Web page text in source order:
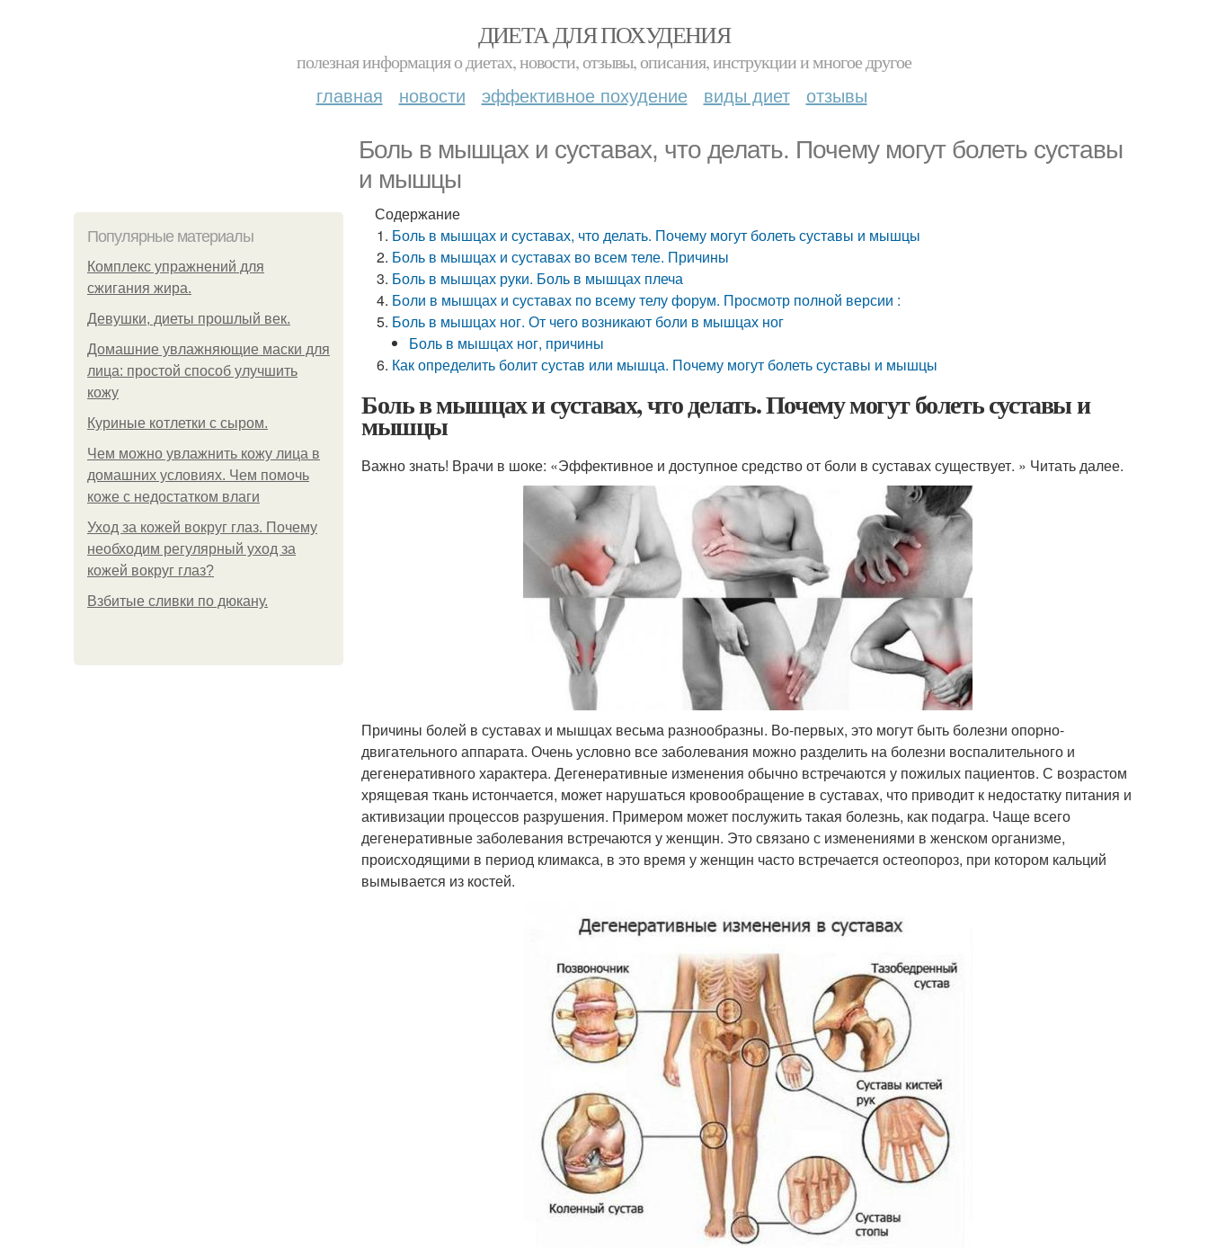
ДИЕТА ДЛЯ ПОХУДЕНИЯ
полезная информация о диетах, новости, отзывы, описания, инструкции и многое другое
главная новости эффективное похудение виды диет отзывы
Боль в мышцах и суставах, что делать. Почему могут болеть суставы
и мышцы
Популярные материалы
Комплекс упражнений для
сжигания жира.
Девушки, диеты прошлый век.
Домашние увлажняющие маски для
лица: простой способ улучшить
кожу
Куриные котлетки с сыром.
Чем можно увлажнить кожу лица в
домашних условиях. Чем помочь
коже с недостатком влаги
Уход за кожей вокруг глаз. Почему
необходим регулярный уход за
кожей вокруг глаз?
Взбитые сливки по дюкану.
Содержание
Боль в мышцах и суставах, что делать. Почему могут болеть суставы и мышцы
Боль в мышцах и суставах во всем теле. Причины
Боль в мышцах руки. Боль в мышцах плеча
Боли в мышцах и суставах по всему телу форум. Просмотр полной версии :
Боль в мышцах ног. От чего возникают боли в мышцах ног
Боль в мышцах ног, причины
Как определить болит сустав или мышца. Почему могут болеть суставы и мышцы
Боль в мышцах и суставах, что делать. Почему могут болеть суставы и
мышцы
Важно знать! Врачи в шоке: «Эффективное и доступное средство от боли в суставах существует. » Читать далее.
Причины болей в суставах и мышцах весьма разнообразны. Во-первых, это могут быть болезни опорно-
двигательного аппарата. Очень условно все заболевания можно разделить на болезни воспалительного и
дегенеративного характера. Дегенеративные изменения обычно встречаются у пожилых пациентов. С возрастом
хрящевая ткань истончается, может нарушаться кровообращение в суставах, что приводит к недостатку питания и
активизации процессов разрушения. Примером может послужить такая болезнь, как подагра. Чаще всего
дегенеративные заболевания встречаются у женщин. Это связано с изменениями в женском организме,
происходящими в период климакса, в это время у женщин часто встречается остеопороз, при котором кальций
вымывается из костей.